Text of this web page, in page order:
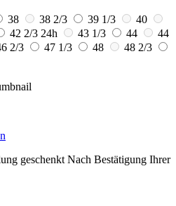
38 38 2/3 39 1/3
40
42 2/3 24h 43 1/3 44
44
2/3 47 1/3 48
48 2/3
geschenkt Nach Bestätigung Ihrer